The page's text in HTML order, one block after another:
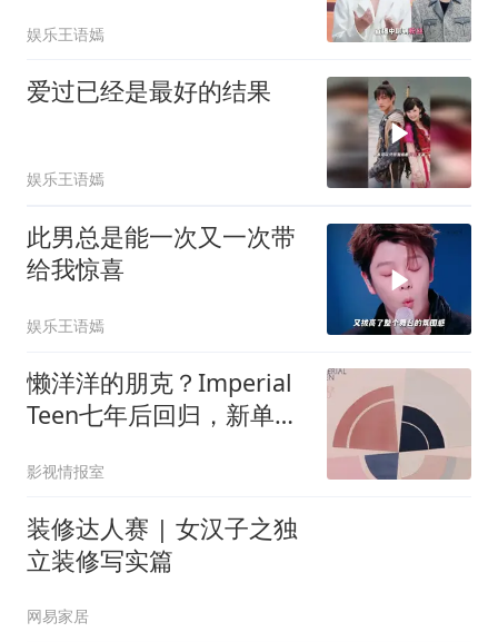
娱乐王语嫣
爱过已经是最好的结果
娱乐王语嫣
此男总是能一次又一次带
给我惊喜
娱乐王语嫣
懒洋洋的朋克？Imperial
Teen七年后回归，新单搬
影视情报室
装修达人赛 | 女汉子之独
立装修写实篇
网易家居